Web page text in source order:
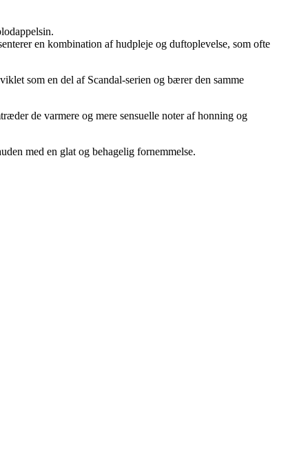
en kombination af hudpleje og duftoplevelse, som ofte
som en del af Scandal-serien og bærer den samme
de varmere og mere sensuelle noter af honning og
med en glat og behagelig fornemmelse.